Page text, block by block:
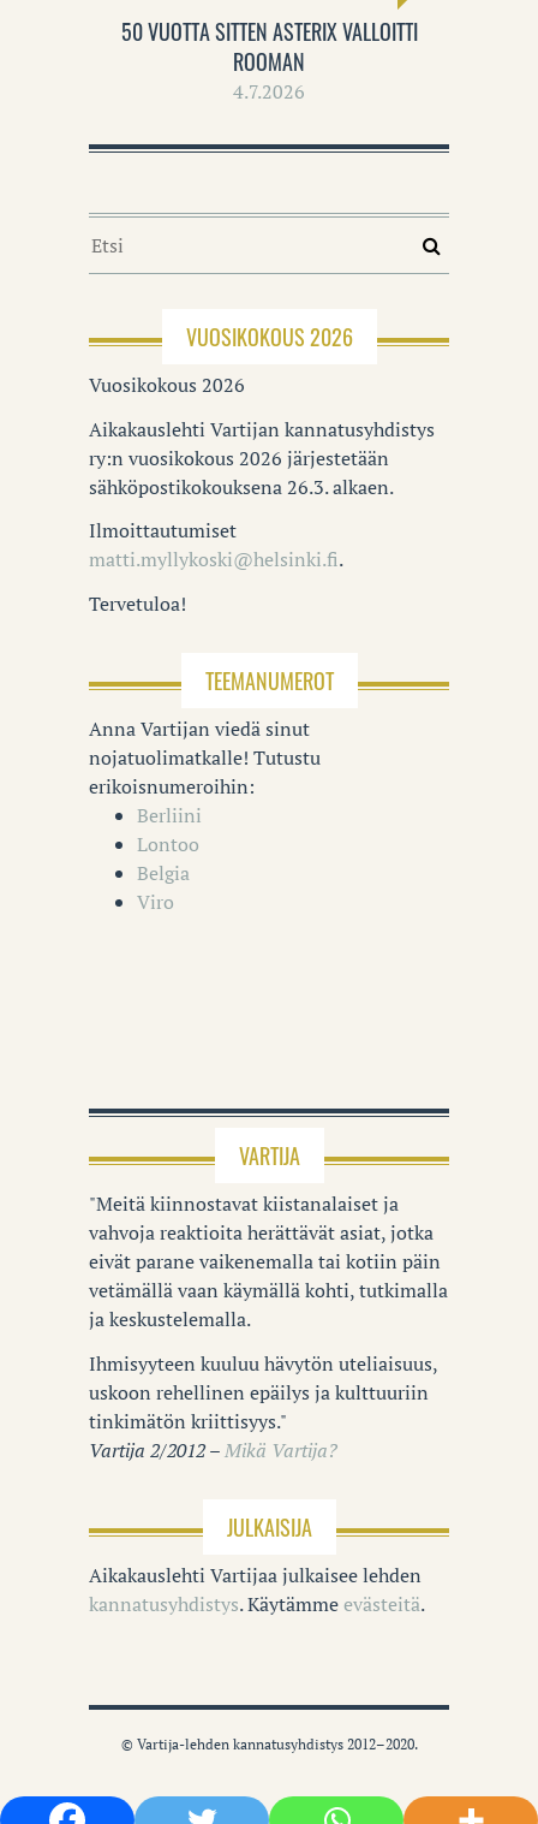
50 VUOTTA SITTEN ASTERIX VALLOITTI
ROOMAN
4.7.2026
VUOSIKOKOUS 2026
Vuosikokous 2026
Aikakauslehti Vartijan kannatusyhdistys
ry:n vuosikokous 2026 järjestetään
sähköpostikokouksena 26.3. alkaen.
Ilmoittautumiset
matti.myllykoski@helsinki.fi.
Tervetuloa!
TEEMANUMEROT
Anna Vartijan viedä sinut
nojatuolimatkalle! Tutustu
erikoisnumeroihin:
Berliini
Lontoo
Belgia
Viro
VARTIJA
"Meitä kiinnostavat kiistanalaiset ja
vahvoja reaktioita herättävät asiat, jotka
eivät parane vaikenemalla tai kotiin päin
vetämällä vaan käymällä kohti, tutkimalla
ja keskustelemalla.
Ihmisyyteen kuuluu hävytön uteliaisuus,
uskoon rehellinen epäilys ja kulttuuriin
tinkimätön kriittisyys."
Vartija 2/2012 –Mikä Vartija?
JULKAISIJA
Aikakauslehti Vartijaa julkaisee lehden
kannatusyhdistys. Käytämmeevästeitä.
© Vartija-lehden kannatusyhdistys 2012–2020.